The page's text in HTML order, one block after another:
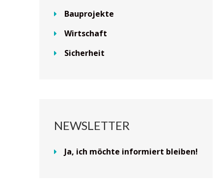
Bauprojekte
Wirtschaft
Sicherheit
NEWSLETTER
Ja, ich möchte informiert bleiben!